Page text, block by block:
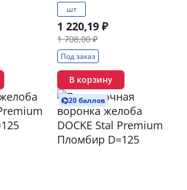
шт
1 220,19 ₽
1 708,00 ₽
Под заказ
В корзину
20 баллов